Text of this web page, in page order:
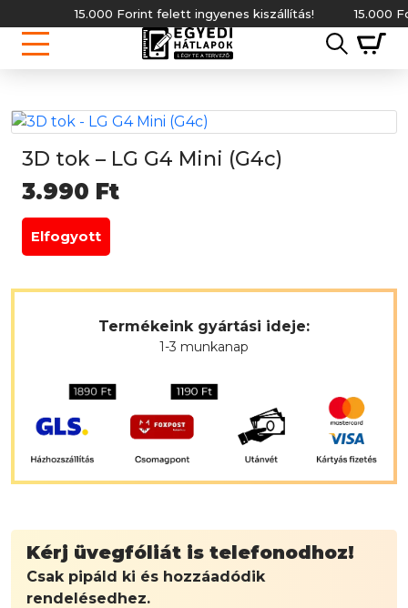
15.000 Forint felett ingyenes kiszállítás! 15.000
3D tok – LG G4 Mini (G4c)
3.990 Ft
Elfogyott
Termékeink gyártási ideje:
1-3 munkanap
Kérj üvegfóliát is telefonodhoz!
Csak pipáld ki és hozzáadódik
rendelésedhez.